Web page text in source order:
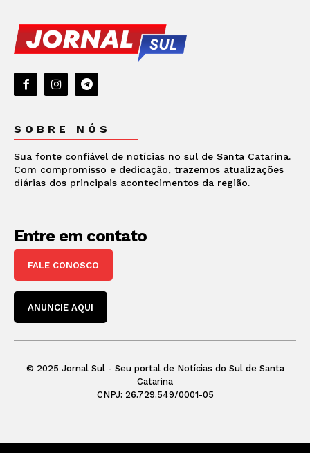
SOBRE NÓS
Sua fonte confiável de notícias no sul de Santa Catarina.
Com compromisso e dedicação, trazemos atualizações
diárias dos principais acontecimentos da região.
Entre em contato
FALE CONOSCO
ANUNCIE AQUI
© 2025 Jornal Sul - Seu portal de Notícias do Sul de Santa
Catarina
CNPJ: 26.729.549/0001-05